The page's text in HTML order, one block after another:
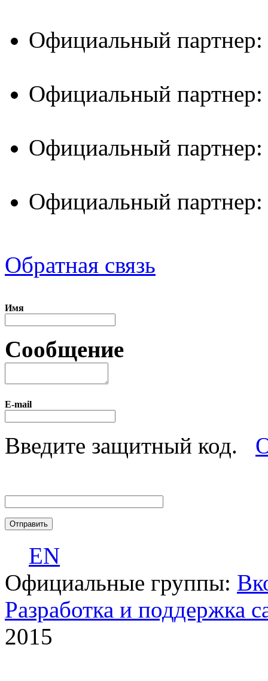
Официальный партнер:
Официальный партнер:
Официальный партнер:
Официальный партнер:
Обратная связь
Имя
Сообщение
E-mail
Введите защитный код.
EN
Официальные группы:
Разработка и поддержка
2015